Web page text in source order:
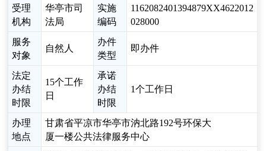
受理
机构
华亭市司
法局
实施
编码
1162082401394879XX4622012
028000
服务
对象
自然人
办件
类型
即办件
法定
办结
时限
15个工作
日
承诺
办结
时限
1个工作日
办理
地点
甘肃省平凉市华亭市汭北路192号环保大
厦一楼公共法律服务中心